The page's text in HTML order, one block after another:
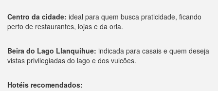
Centro da cidade: ideal para quem busca praticidade, ficando
perto de restaurantes, lojas e da orla.
Beira do Lago Llanquihue: indicada para casais e quem deseja
vistas privilegiadas do lago e dos vulcões.
Hotéis recomendados: